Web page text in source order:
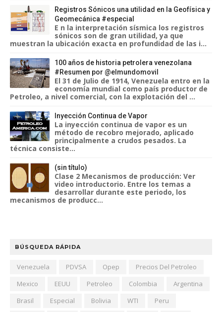
Registros Sónicos una utilidad en la Geofísica y
Geomecánica #especial
E n la interpretación sísmica los registros
sónicos son de gran utilidad, ya que
muestran la ubicación exacta en profundidad de las i...
100 años de historia petrolera venezolana
#Resumen por @elmundomovil
El 31 de Julio de 1914, Venezuela entro en la
economía mundial como país productor de
Petroleo, a nivel comercial, con la explotación del ...
Inyección Continua de Vapor
La inyección continua de vapor es un
método de recobro mejorado, aplicado
principalmente a crudos pesados. La
técnica consiste...
(sin título)
Clase 2 Mecanismos de producción: Ver
video introductorio. Entre los temas a
desarrollar durante este periodo, los
mecanismos de producc...
BÚSQUEDA RÁPIDA
Venezuela PDVSA Opep
Precios Del Petroleo
Mexico
EEUU Petroleo Colombia
Argentina
Brasil
Especial Bolivia WTI
Peru